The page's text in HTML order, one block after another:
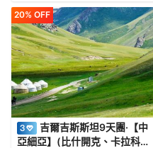
手料理
20% OFF
吉爾吉斯斯坦9天團·【中
亞細亞】(比什開克、卡拉科